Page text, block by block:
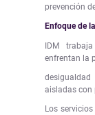
prevención
Enfoque de
IDM
enfrentan la
aisladas con
Los